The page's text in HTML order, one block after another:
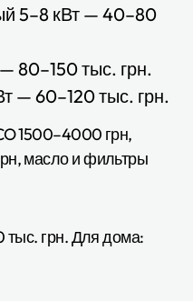
5–8 кВт — 40–80
80–150 тыс. грн.
— 60–120 тыс. грн.
1500–4000 грн,
масло и фильтры
тыс. грн. Для дома: